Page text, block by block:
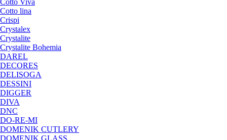
Cotto Viva
Cotto lina
Crispi
Crystalex
Crystalite
Crystalite Bohemia
DAREL
DECORES
DELISOGA
DESSINI
DIGGER
DIVA
DNC
DO-RE-MI
DOMENIK CUTLERY